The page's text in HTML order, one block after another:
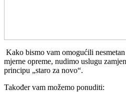
Kako bismo vam omogućili
mjerne opreme, nudimo uslugu
principu „staro za novo“.
Također vam možemo ponuditi: